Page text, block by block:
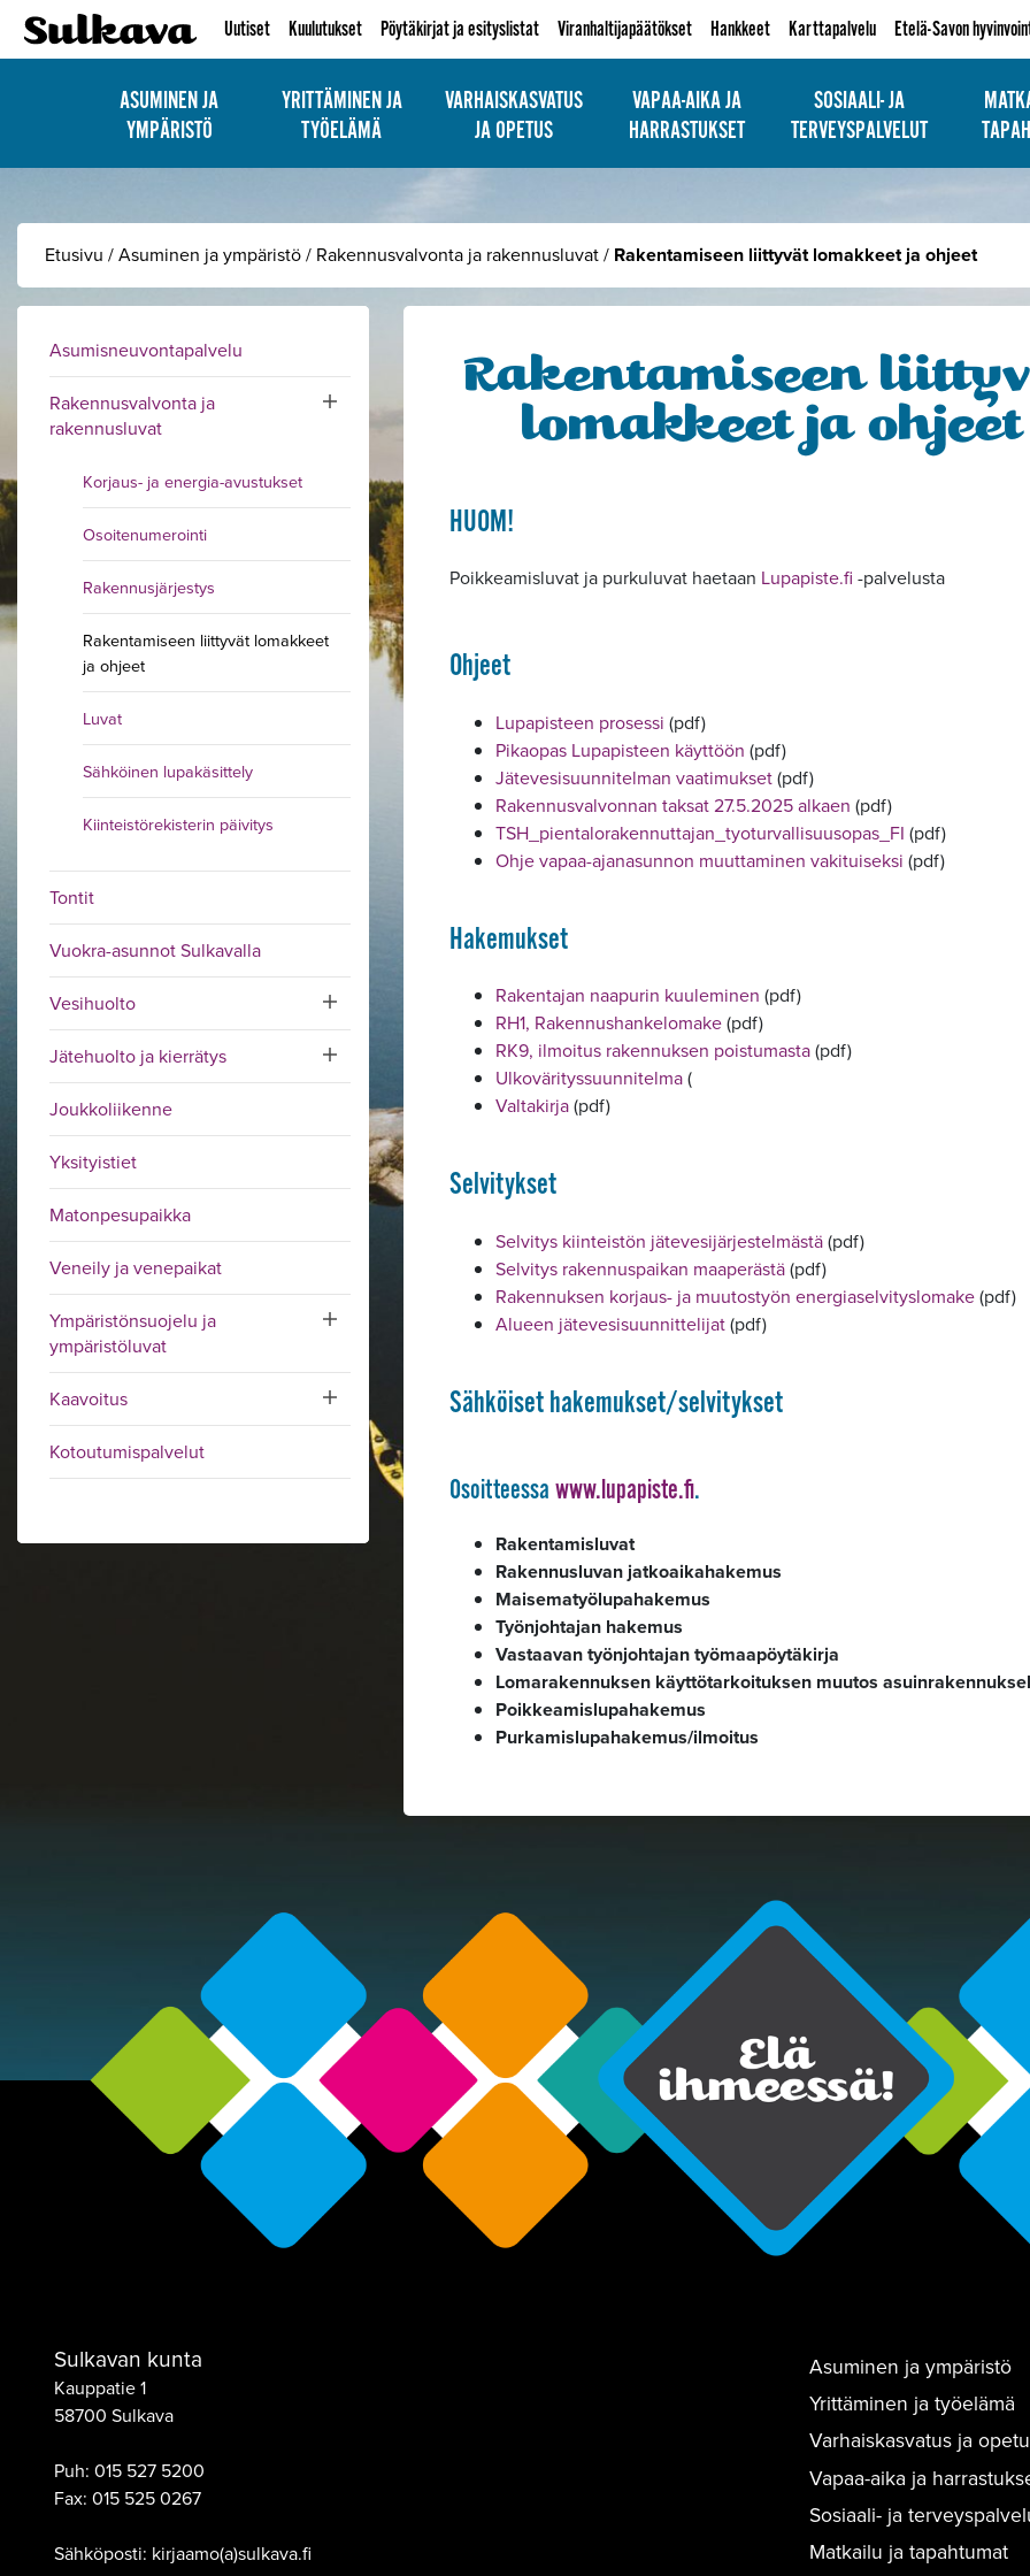
Uutiset Kuulutukset Pöytäkirjat ja esityslistat Viranhaltijapäätökset Hankkeet Karttapalvelu Etelä-Savon
ASUMINEN JA
YMPÄRISTÖ
YRITTÄMINEN JA
TYÖELÄMÄ
VARHAISKASVATUS
JA OPETUS
VAPAA-AIKA JA
HARRASTUKSET
SOSIAALI- JA
TERVEYSPALVELUT
Etusivu /Asuminen ja ympäristö/ Rakennusvalvonta ja rakennusluvat/ Rakentamiseen liittyvät lomakkeet ja ohjeet
Asumisneuvontapalvelu
Rakennusvalvonta ja
rakennusluvat
Toggle submenu
Korjaus- ja energia-avustukset
Osoitenumerointi
Rakennusjärjestys
Rakentamiseen liittyvät lomakkeet
ja ohjeet
Luvat
Sähköinen lupakäsittely
Kiinteistörekisterin päivitys
Tontit
Vuokra-asunnot Sulkavalla
Vesihuolto
Toggle submenu
Jätehuolto ja kierrätys
Toggle submenu
Joukkoliikenne
Yksityistiet
Matonpesupaikka
Veneily ja venepaikat
Ympäristönsuojelu ja
ympäristöluvat
Toggle submenu
Kaavoitus
Toggle submenu
Kotoutumispalvelut
Rakentamiseen
lomakkeet ja ohjeet
HUOM!
Poikkeamisluvat ja purkuluvat haetaan Lupapiste.fi -palvelusta
Ohjeet
Lupapisteen prosessi (pdf)
Pikaopas Lupapisteen käyttöön (pdf)
Jätevesisuunnitelman vaatimukset(pdf)
Rakennusvalvonnan taksat 27.5.2025 alkaen (pdf)
TSH_pientalorakennuttajan_tyoturvallisuusopas_FI (pdf)
Ohje vapaa-ajanasunnon muuttaminen vakituiseksi (pdf)
Hakemukset
Rakentajan naapurin kuuleminen (pdf)
RH1, Rakennushankelomake(pdf)
RK9, ilmoitus rakennuksen poistumasta(pdf)
Ulkovärityssuunnitelma(
Valtakirja(pdf)
Selvitykset
Selvitys kiinteistön jätevesijärjestelmästä(pdf)
Selvitys rakennuspaikan maaperästä(pdf)
Rakennuksen korjaus- ja muutostyön energiaselvityslomake(pdf)
Alueen jätevesisuunnittelijat(pdf)
Sähköiset hakemukset/selvitykset
Osoitteessa www.lupapiste.fi.
Rakentamisluvat
Rakennusluvan jatkoaikahakemus
Maisematyölupahakemus
Työnjohtajan hakemus
Vastaavan työnjohtajan työmaapöytäkirja
Lomarakennuksen käyttötarkoituksen muutos
Poikkeamislupahakemus
Purkamislupahakemus/ilmoitus
Sulkavan kunta
Kauppatie 1
58700 Sulkava
Puh: 015 527 5200
Fax: 015 525 0267
Sähköposti: kirjaamo(a)sulkava.fi
Alavalikko
Asuminen ja ympäristö
Yrittäminen ja työelämä
Varhaiskasvatus ja
Vapaa-aika ja
Sosiaali- ja
Matkailu ja tapahtumat